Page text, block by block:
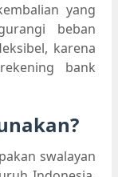
yang
beban
karena
bank
swalayan